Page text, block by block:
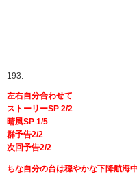
193:
左右自分合わせて
ストーリーSP 2/2
晴風SP 1/5
群予告2/2
次回予告2/2
ちな自分の台は穏やかな下降航海